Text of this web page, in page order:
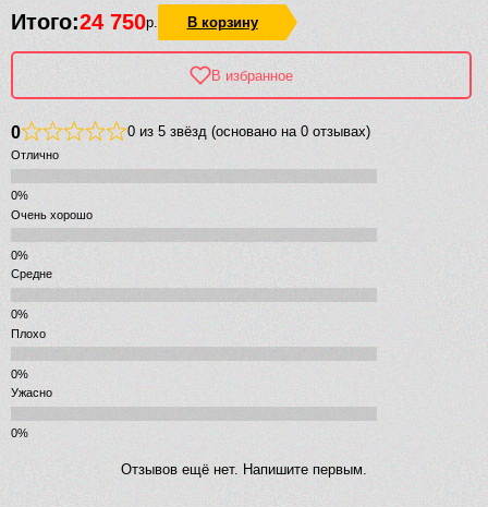
Итого:24 750р. В корзину
В избранное
0 0 из 5 звёзд (основано на 0 отзывах)
Отлично
Очень хорошо
Средне
Плохо
Ужасно
Отзывов ещё нет. Напишите первым.